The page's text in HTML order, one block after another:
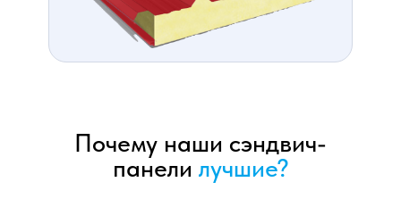
Почему наши сэндвич-
панели лучшие?